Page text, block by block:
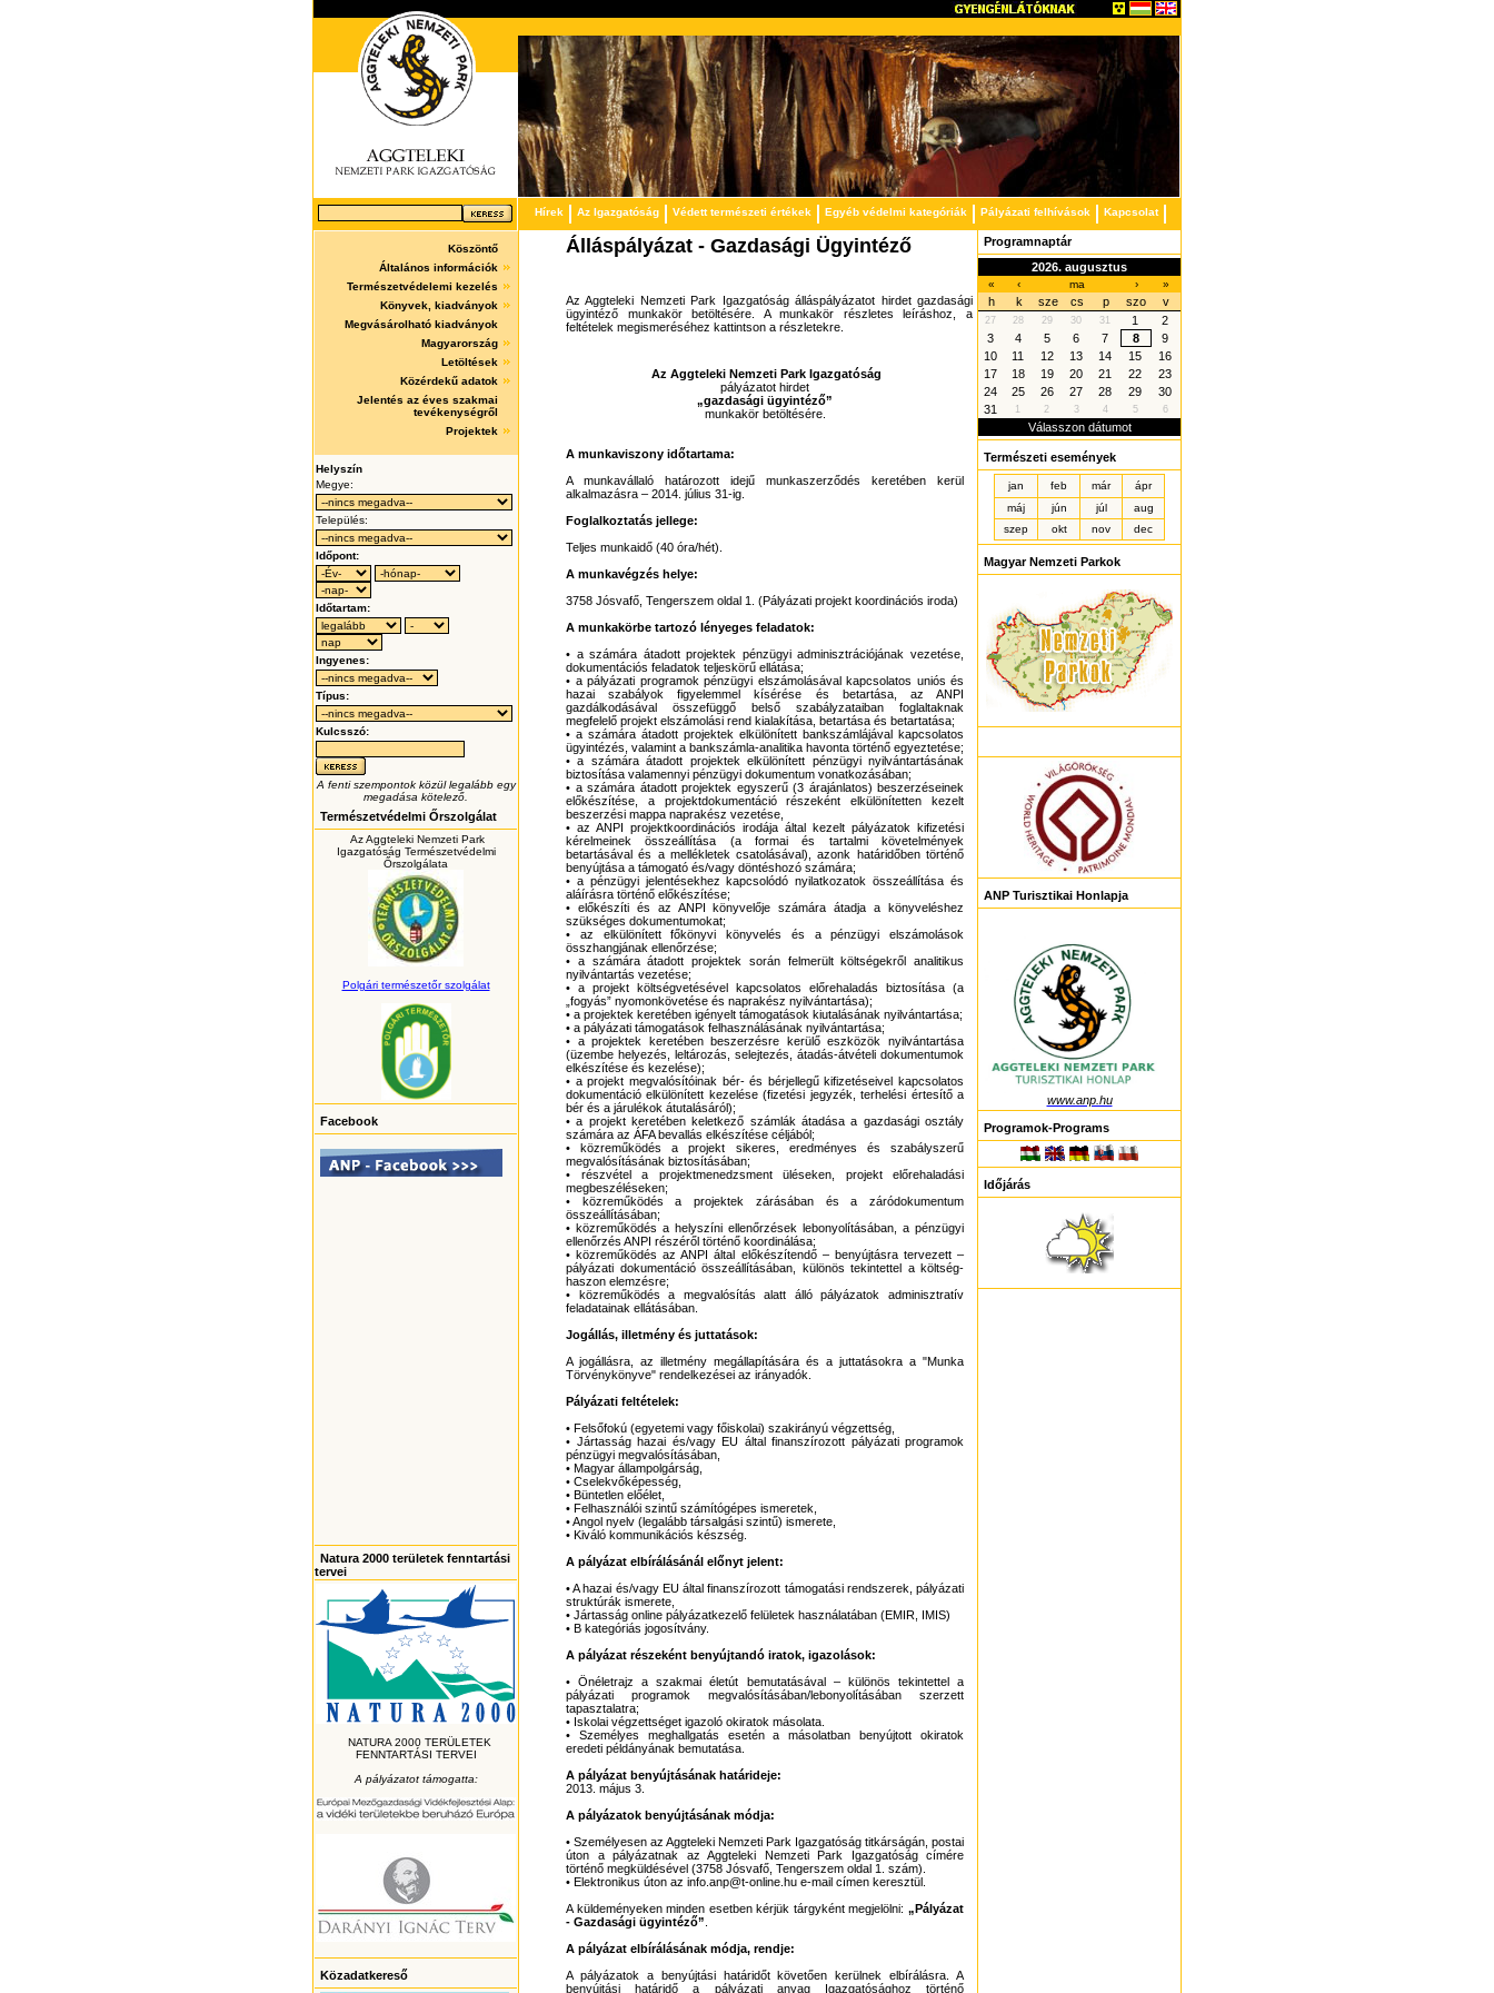
Hírek Az Igazgatóság Védett természeti értékek Egyéb védelmi kategóriák Pályázati felhívások Kapcsolat
Köszöntő
Általános információk
Természetvédelemi kezelés
Könyvek, kiadványok
Megvásárolható kiadványok
Magyarország
Letöltések
Közérdekű adatok
Jelentés az éves szakmai
tevékenységről
Projektek
Helyszín
Megye:
Település:
Időpont:
Időtartam:
Ingyenes:
Típus:
Kulcsszó:
A fenti szempontok közül legalább egy
megadása kötelező.
Természetvédelmi Őrszolgálat
Az Aggteleki Nemzeti Park
Igazgatóság Természetvédelmi
Őrszolgálata
Polgári természetőr szolgálat
Facebook
Natura 2000 területek fenntartási
tervei
NATURA 2000 TERÜLETEK
FENNTARTÁSI TERVEI
A pályázatot támogatta:
Közadatkereső
Álláspályázat - Gazdasági Ügyintéző
Az Aggteleki Nemzeti Park Igazgatóság álláspályázatot hirdet gazdasági
ügyintéző munkakör betöltésére. A munkakör részletes leíráshoz, a
feltételek megismeréséhez kattintson a részletekre.
Az Aggteleki Nemzeti Park Igazgatóság
pályázatot hirdet
„gazdasági ügyintéző”
munkakör betöltésére.
A munkaviszony időtartama:
A munkavállaló határozott idejű munkaszerződés keretében kerül
alkalmazásra – 2014. július 31-ig.
Foglalkoztatás jellege:
Teljes munkaidő (40 óra/hét).
A munkavégzés helye:
3758 Jósvafő, Tengerszem oldal 1. (Pályázati projekt koordinációs iroda)
A munkakörbe tartozó lényeges feladatok:
• a számára átadott projektek pénzügyi adminisztrációjának vezetése,
dokumentációs feladatok teljeskörű ellátása;
• a pályázati programok pénzügyi elszámolásával kapcsolatos uniós és
hazai szabályok figyelemmel kísérése és betartása, az ANPI
gazdálkodásával összefüggő belső szabályzataiban foglaltaknak
megfelelő projekt elszámolási rend kialakítása, betartása és betartatása;
• a számára átadott projektek elkülönített bankszámlájával kapcsolatos
ügyintézés, valamint a bankszámla-analitika havonta történő egyeztetése;
• a számára átadott projektek elkülönített pénzügyi nyilvántartásának
biztosítása valamennyi pénzügyi dokumentum vonatkozásában;
• a számára átadott projektek egyszerű (3 árajánlatos) beszerzéseinek
előkészítése, a projektdokumentáció részeként elkülönítetten kezelt
beszerzési mappa naprakész vezetése,
• az ANPI projektkoordinációs irodája által kezelt pályázatok kifizetési
kérelmeinek összeállítása (a formai és tartalmi követelmények
betartásával és a mellékletek csatolásával), azonk határidőben történő
benyújtása a támogató és/vagy döntéshozó számára;
• a pénzügyi jelentésekhez kapcsolódó nyilatkozatok összeállítása és
aláírásra történő előkészítése;
• előkészíti és az ANPI könyvelője számára átadja a könyveléshez
szükséges dokumentumokat;
• az elkülönített főkönyvi könyvelés és a pénzügyi elszámolások
összhangjának ellenőrzése;
• a számára átadott projektek során felmerült költségekről analitikus
nyilvántartás vezetése;
• a projekt költségvetésével kapcsolatos előrehaladás biztosítása (a
„fogyás” nyomonkövetése és naprakész nyilvántartása);
• a projektek keretében igényelt támogatások kiutalásának nyilvántartása;
• a pályázati támogatások felhasználásának nyilvántartása;
• a projektek keretében beszerzésre kerülő eszközök nyilvántartása
(üzembe helyezés, leltározás, selejtezés, átadás-átvételi dokumentumok
elkészítése és kezelése);
• a projekt megvalósítóinak bér- és bérjellegű kifizetéseivel kapcsolatos
dokumentáció elkülönített kezelése (fizetési jegyzék, terhelési értesítő a
bér és a járulékok átutalásáról);
• a projekt keretében keletkező számlák átadása a gazdasági osztály
számára az ÁFA bevallás elkészítése céljából;
• közreműködés a projekt sikeres, eredményes és szabályszerű
megvalósításának biztosításában;
• részvétel a projektmenedzsment üléseken, projekt előrehaladási
megbeszéléseken;
• közreműködés a projektek zárásában és a záródokumentum
összeállításában;
• közreműködés a helyszíni ellenőrzések lebonyolításában, a pénzügyi
ellenőrzés ANPI részéről történő koordinálása;
• közreműködés az ANPI által előkészítendő – benyújtásra tervezett –
pályázati dokumentáció összeállításában, különös tekintettel a költség-
haszon elemzésre;
• közreműködés a megvalósítás alatt álló pályázatok adminisztratív
feladatainak ellátásában.
Jogállás, illetmény és juttatások:
A jogállásra, az illetmény megállapítására és a juttatásokra a "Munka
Törvénykönyve" rendelkezései az irányadók.
Pályázati feltételek:
• Felsőfokú (egyetemi vagy főiskolai) szakirányú végzettség,
• Jártasság hazai és/vagy EU által finanszírozott pályázati programok
pénzügyi megvalósításában,
• Magyar állampolgárság,
• Cselekvőképesség,
• Büntetlen előélet,
• Felhasználói szintű számítógépes ismeretek,
• Angol nyelv (legalább társalgási szintű) ismerete,
• Kiváló kommunikációs készség.
A pályázat elbírálásánál előnyt jelent:
• A hazai és/vagy EU által finanszírozott támogatási rendszerek, pályázati
struktúrák ismerete,
• Jártasság online pályázatkezelő felületek használatában (EMIR, IMIS)
• B kategóriás jogosítvány.
A pályázat részeként benyújtandó iratok, igazolások:
• Önéletrajz a szakmai életút bemutatásával – különös tekintettel a
pályázati programok megvalósításában/lebonyolításában szerzett
tapasztalatra;
• Iskolai végzettséget igazoló okiratok másolata.
• Személyes meghallgatás esetén a másolatban benyújtott okiratok
eredeti példányának bemutatása.
A pályázat benyújtásának határideje:
2013. május 3.
A pályázatok benyújtásának módja:
• Személyesen az Aggteleki Nemzeti Park Igazgatóság titkárságán, postai
úton a pályázatnak az Aggteleki Nemzeti Park Igazgatóság címére
történő megküldésével (3758 Jósvafő, Tengerszem oldal 1. szám).
• Elektronikus úton az info.anp@t-online.hu e-mail címen keresztül.
A küldeményeken minden esetben kérjük tárgyként megjelölni: „Pályázat
- Gazdasági ügyintéző”
A pályázat elbírálásának módja, rendje:
A pályázatok a benyújtási határidőt követően kerülnek elbírálásra. A
benyújtási határidő a pályázati anyag Igazgatósághoz történő
Programnaptár
2026. augusztus
« ‹ ma › »
h k sze cs p szo v
27 28 29 30 31 1
2
3
4 5 6 7 8
9
10
11 12 13 14 15
16
17
18 19 20 21 22
23
24
25 26 27 28 29
30
31
1 2 3 4 5 6
Válasszon dátumot
Természeti események
jan feb már
ápr
máj
jún júl
aug
szep
okt nov dec
Magyar Nemzeti Parkok
ANP Turisztikai Honlapja
www.anp.hu
Programok-Programs
Időjárás